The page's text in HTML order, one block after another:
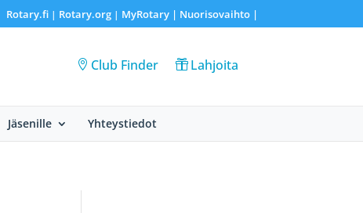
Rotary.fi| Rotary.org| MyRotary | Nuorisovaihto|
Club Finder Lahjoita
Jäsenille Yhteystiedot